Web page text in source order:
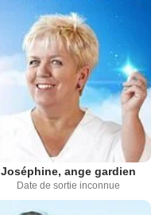
Joséphine, ange gardien
Date de sortie inconnue